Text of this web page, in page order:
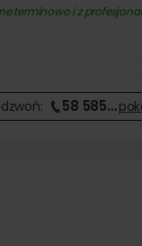
terminowo i z
58 585…